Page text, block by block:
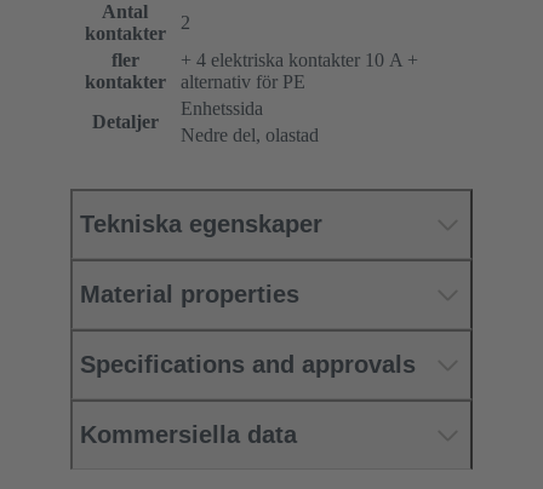
Antal
kontakter
2
fler
kontakter
+ 4 elektriska kontakter 10 A +
alternativ för PE
Detaljer
Enhetssida
Nedre del, olastad
Tekniska egenskaper
Material properties
Specifications and approvals
Kommersiella data